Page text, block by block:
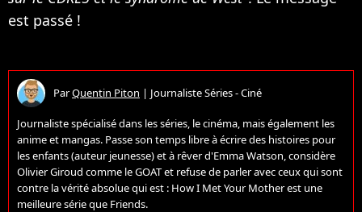
est passé !
ParQuentin Piton | Journaliste Séries - Ciné
Journaliste spécialisé dans les séries, le cinéma, mais également les
anime et mangas. Passe son temps libre à écrire des histoires pour
les enfants (auteur jeunesse) et à rêver d'Emma Watson, considère
Olivier Giroud comme le GOAT et refuse de parler avec ceux qui sont
contre la vérité absolue qui est : How I Met Your Mother est une
meilleure série que Friends.